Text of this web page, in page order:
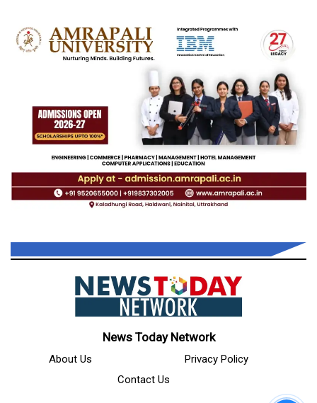
News Today Network
About Us
Privacy Policy
Contact Us